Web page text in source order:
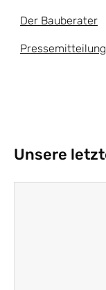
Der Bauberater
Pressemitteilung
Unsere